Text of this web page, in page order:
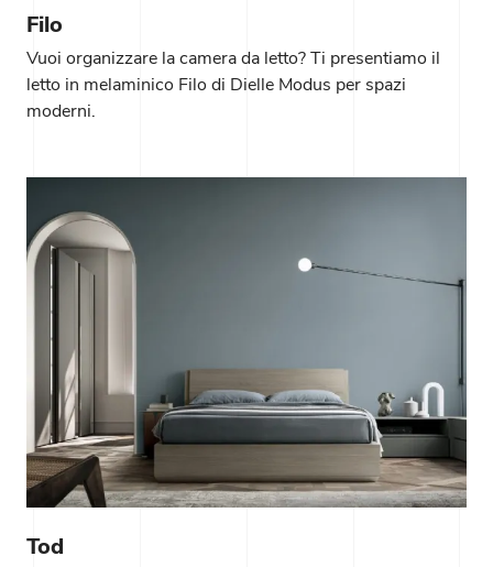
Filo
Vuoi organizzare la camera da letto? Ti presentiamo il
letto in melaminico Filo di Dielle Modus per spazi
moderni.
Tod